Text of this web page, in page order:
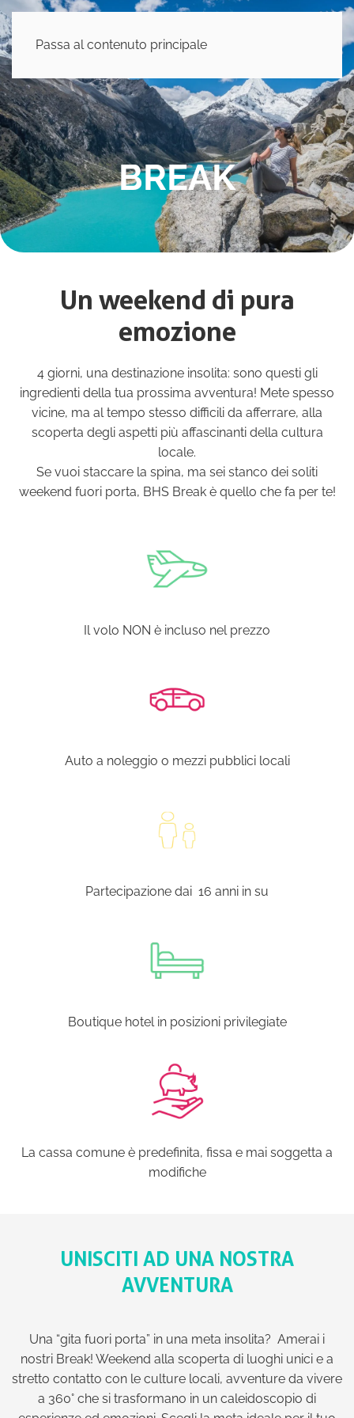
Passa al contenuto principale
BREAK
Un weekend di pura
emozione
4 giorni, una destinazione insolita: sono questi gli
ingredienti della tua prossima avventura! Mete spesso
vicine, ma al tempo stesso difficili da afferrare, alla
scoperta degli aspetti più affascinanti della cultura
locale.
Se vuoi staccare la spina, ma sei stanco dei soliti
weekend fuori porta, BHS Break è quello che fa per te!
Il volo NON è incluso nel prezzo
Auto a noleggio o mezzi pubblici locali
Partecipazione dai 16 anni in su
Boutique hotel in posizioni privilegiate
La cassa comune è predefinita, fissa e mai soggetta a
modifiche
UNISCITI AD UNA NOSTRA
AVVENTURA
Una “gita fuori porta” in una meta insolita? Amerai i
nostri Break! Weekend alla scoperta di luoghi unici e a
stretto contatto con le culture locali, avventure da vivere
a 360° che si trasformano in un caleidoscopio di